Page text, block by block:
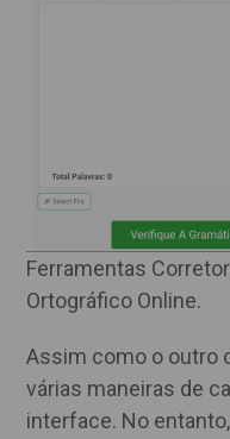
Ferramentas
Ortográfico Online.
Assim como o outro
várias maneiras de
interface. No